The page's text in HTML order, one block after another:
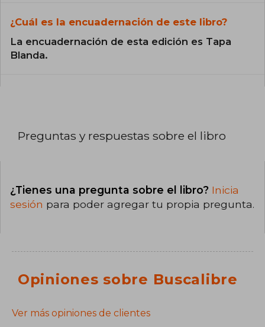
¿Cuál es la encuadernación de este libro?
La encuadernación de esta edición es Tapa
Blanda.
Preguntas y respuestas sobre el libro
¿Tienes una pregunta sobre el libro? Inicia
sesión para poder agregar tu propia pregunta.
Opiniones sobre Buscalibre
Ver más opiniones de clientes